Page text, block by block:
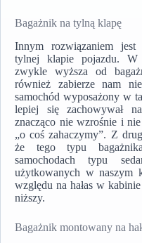
Bagażnik na tylną klapę
Innym rozwiązaniem
tylnej klapie pojazdu.
zwykle wyższa od
również zabierze nam
samochód wyposażony w
lepiej się zachowywał
znacząco nie wzrośnie i
„o coś zahaczymy”. Z
że tego typu
samochodach typu
użytkowanych w naszym
względu na hałas w
niższy.
Bagażnik montowany na